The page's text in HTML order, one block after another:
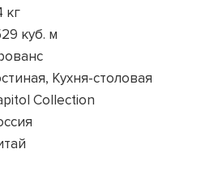
кг
куб. м
Кухня-столовая
Collection